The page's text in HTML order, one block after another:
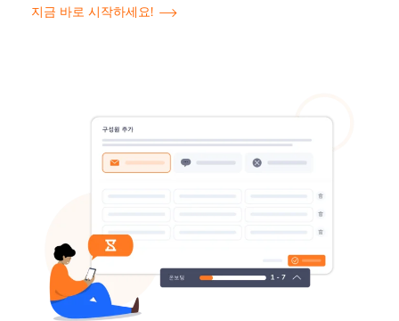
지금 바로 시작하세요!